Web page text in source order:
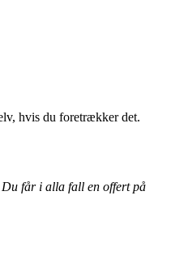
hvis du foretrækker det.
får i alla fall en offert på